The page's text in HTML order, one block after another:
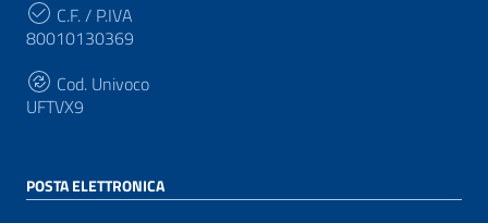
C.F. / P.IVA
80010130369
Cod. Univoco
UFTVX9
POSTA ELETTRONICA